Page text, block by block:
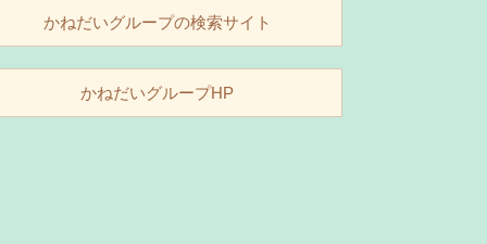
かねだいグループの検索サイト
かねだいグループHP